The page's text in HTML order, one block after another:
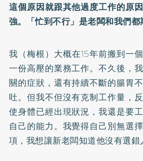
這個原因就跟其他過度工作的原
強。「忙到不行」是老闆和我們都
我（梅根）大概在15年前搬到一
一份高壓的業務工作。不久後，
關的症狀，還有持續不斷的腸胃
吐。但我不但沒有克制工作量，
使身體已經出現狀況，我還是要
自己的能力。我覺得自己別無選
項，我想讓新老闆知道他沒有選錯